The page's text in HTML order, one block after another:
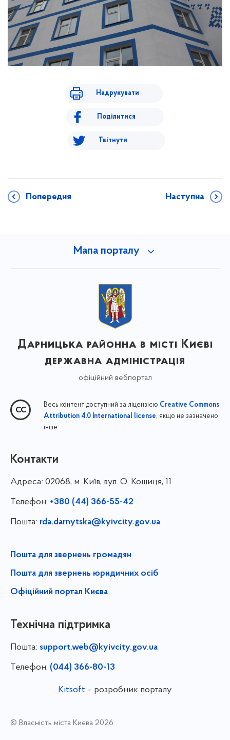
Надрукувати
Поділитися
Твітнути
Попередня Наступна
Мапа порталу
Дарницька районна в місті Києві
державна адміністрація
офіційний вебпортал
Весь контент доступний за ліцензією Creative Commons
Attribution 4.0 International license, якщо не зазначено
інше
Контакти
Адреса: 02068, м. Київ, вул. О. Кошиця, 11
Телефон: +380 (44) 366-55-42
Пошта: rda.darnytska@kyivcity.gov.ua
Пошта для звернень громадян
Пошта для звернень юридичних осіб
Офіційний портал Києва
Технічна підтримка
Пошта: support.web@kyivcity.gov.ua
Телефон: (044) 366-80-13
Kitsoft – розробник порталу
© Власність міста Києва 2026